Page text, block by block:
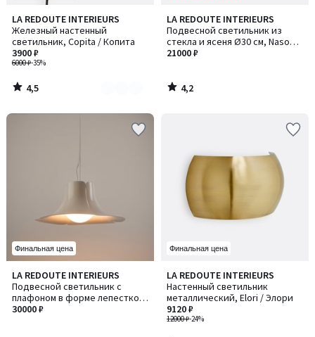
LA REDOUTE INTERIEURS
Железный настенный
светильник, Copita / Копита
6000 ₽-35%
3900 ₽
4,5
/ 5
Количество
цветов:
2
4,5
/
LA REDOUTE INTERIEURS
Подвесной светильник из
стекла и ясеня Ø30 см, Nasoa /
Насоа
21000 ₽
4,2
/ 5
4,2
/
Финальная цена
LA REDOUTE INTERIEURS
Подвесной светильник с
плафоном в форме лепестков,
из металла и опалового
30000 ₽
Финальная цена
LA REDOUTE INTERIEURS
Настенный светильник
металлический, Elori / Элори
12000 ₽-24%
9120 ₽
4,2
/ 5